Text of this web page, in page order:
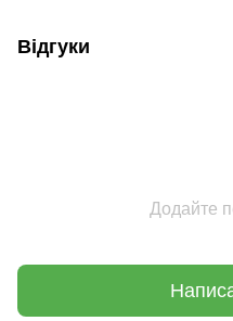
Відгуки
Додайте